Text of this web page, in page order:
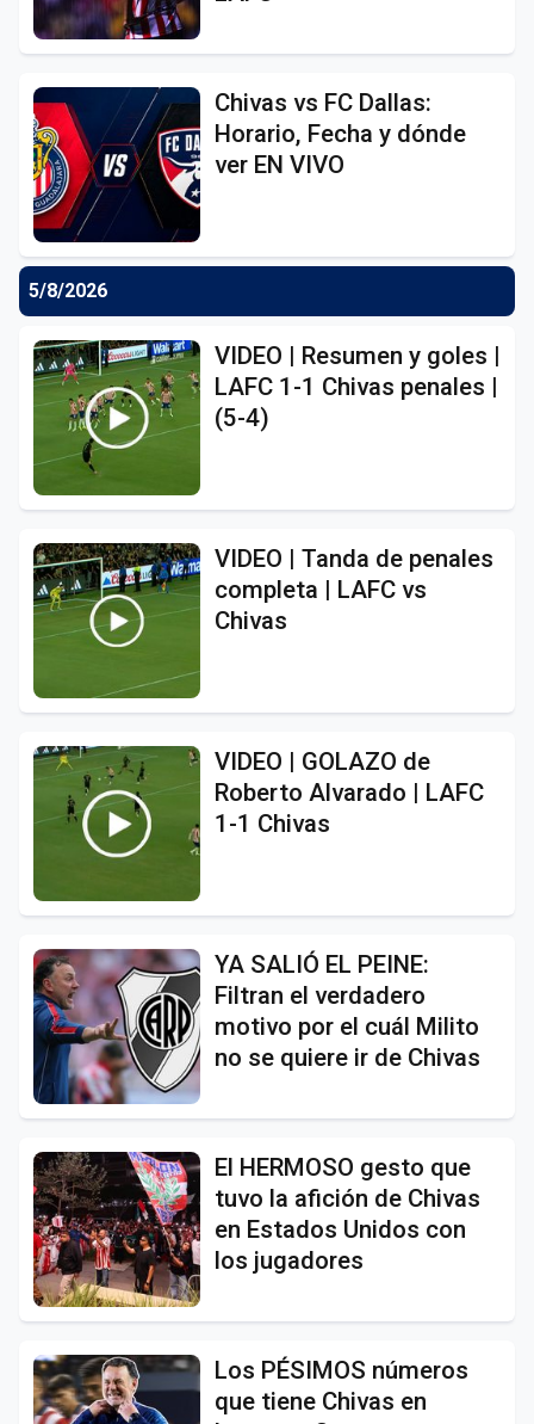
Chivas vs FC Dallas:
Horario, Fecha y dónde
ver EN VIVO
5/8/2026
VIDEO | Resumen y goles |
LAFC 1-1 Chivas penales |
(5-4)
VIDEO | Tanda de penales
completa | LAFC vs
Chivas
VIDEO | GOLAZO de
Roberto Alvarado | LAFC
1-1 Chivas
YA SALIÓ EL PEINE:
Filtran el verdadero
motivo por el cuál Milito
no se quiere ir de Chivas
El HERMOSO gesto que
tuvo la afición de Chivas
en Estados Unidos con
los jugadores
Los PÉSIMOS números
que tiene Chivas en